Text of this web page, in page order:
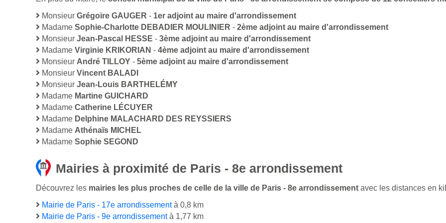
Monsieur Grégoire GAUGER - 1er adjoint au maire d'arrondissement
Madame Sophie-Charlotte DEBADIER MOULINIER - 2ème adjoint au maire d'arrondissement
Monsieur Jean-Pascal HESSE - 3ème adjoint au maire d'arrondissement
Madame Virginie KRIKORIAN - 4ème adjoint au maire d'arrondissement
Monsieur André TILLOY - 5ème adjoint au maire d'arrondissement
Monsieur Vincent BALADI
Monsieur Jean-Louis BARTHELÉMY
Madame Martine GUICHARD
Madame Catherine LÉCUYER
Madame Delphine MALACHARD DES REYSSIERS
Madame Athénaïs MICHEL
Madame Sophie SEGOND
Mairies à proximité de Paris - 8e arrondissement
Découvrez les mairies les plus proches de celle de la ville de Paris - 8e arrondissement avec les distances en
Mairie de Paris - 17e arrondissementà 0,8 km
Mairie de Paris - 9e arrondissementà 1,77 km